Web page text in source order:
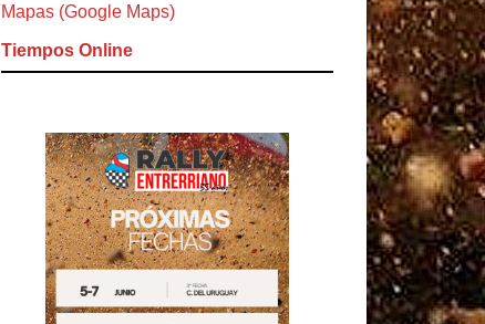
Mapas (Google Maps)
Tiempos Online